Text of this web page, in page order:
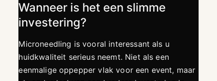
Wanneer is het een slimme
investering?
Microneedling is vooral interessant als u
huidkwaliteit serieus neemt. Niet als een
eenmalige oppepper vlak voor een event, maar